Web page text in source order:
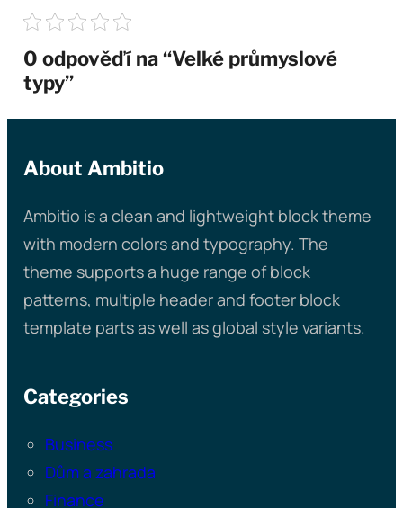
0 odpověďí na “Velké průmyslové
typy”
About Ambitio
Ambitio is a clean and lightweight block theme
with modern colors and typography. The
theme supports a huge range of block
patterns, multiple header and footer block
template parts as well as global style variants.
Categories
Business
Dům a zahrada
Finance